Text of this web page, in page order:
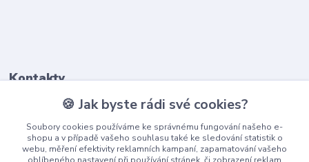
Kontakty
(Po-Pá, 9-17 hod.)
info@playcentrum.cz
🍪 Jak byste rádi své cookies?
Soubory cookies používáme ke správnému fungování našeho e-
shopu a v případě vašeho souhlasu také ke sledování statistik o
webu, měření efektivity reklamních kampaní, zapamatování vašeho
oblíbeného nastavení při používání stránek, či zobrazení reklam